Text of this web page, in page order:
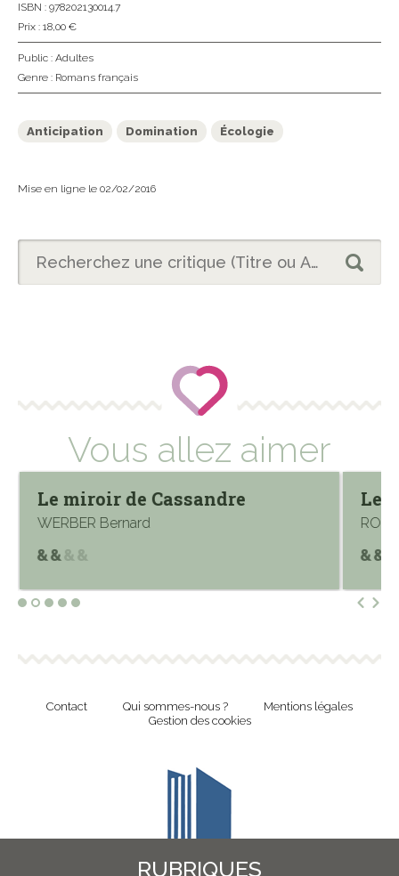
ISBN : 978202130014.7
Prix : 18,00 €
Public : Adultes
Genre : Romans français
Anticipation Domination Écologie
Mise en ligne le 02/02/2016
Vous allez aimer
Le miroir de Cassandre
WERBER Bernard
Les
RUBRIQUES
Contact Qui sommes-nous ?
Mentions légales
Gestion des cookies